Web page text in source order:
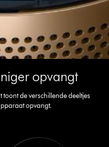
opvangt
de verschillende deeltjes
opvangt.